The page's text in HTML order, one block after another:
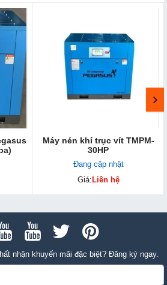
Máy nén khí trục vít TMPM-
30HP
Đang cập nhật
Giá: Liên hệ
nhận khuyến mãi đặc biệt? Đăng ký ngay.